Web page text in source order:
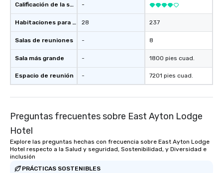
Calificación de la sede
Habitaciones para huéspedes
Salas de reuniones
Sala más grande
Espacio de reunión
-
28
-
-
-
237
8
1800 pies cuad.
7201 pies cuad.
Preguntas frecuentes sobre East Ayton Lodge
Hotel
Explore las preguntas hechas con frecuencia sobre East Ayton Lodge
Hotel respecto a la Salud y seguridad, Sostenibilidad, y Diversidad e
inclusión
PRÁCTICAS SOSTENIBLES